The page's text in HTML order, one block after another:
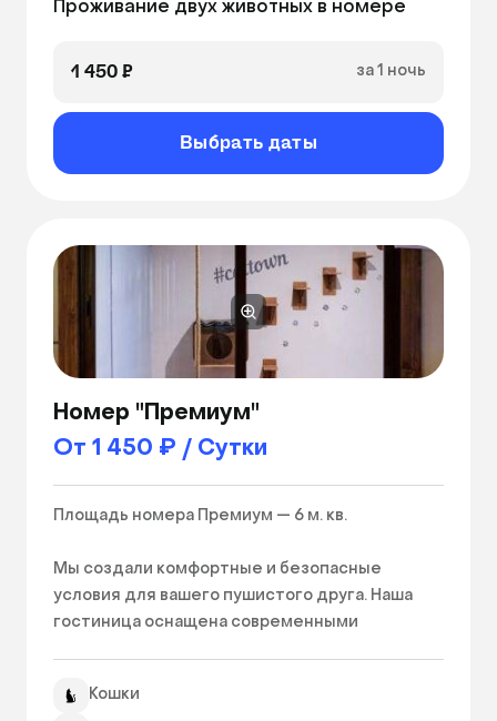
Проживание двух животных в номере
1 450 ₽ за 1 ночь
Выбрать даты
Номер "Премиум"
От 1 450 ₽ / Сутки
Площадь номера Премиум — 6 м. кв.
Мы создали комфортные и безопасные
условия для вашего пушистого друга. Наша
гостиница оснащена современными
гипоалергенных материалов с панорамной
Кошки